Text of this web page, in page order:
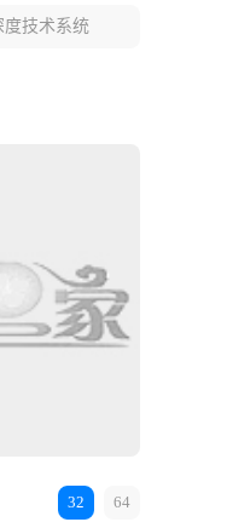
度技术系统
64
32